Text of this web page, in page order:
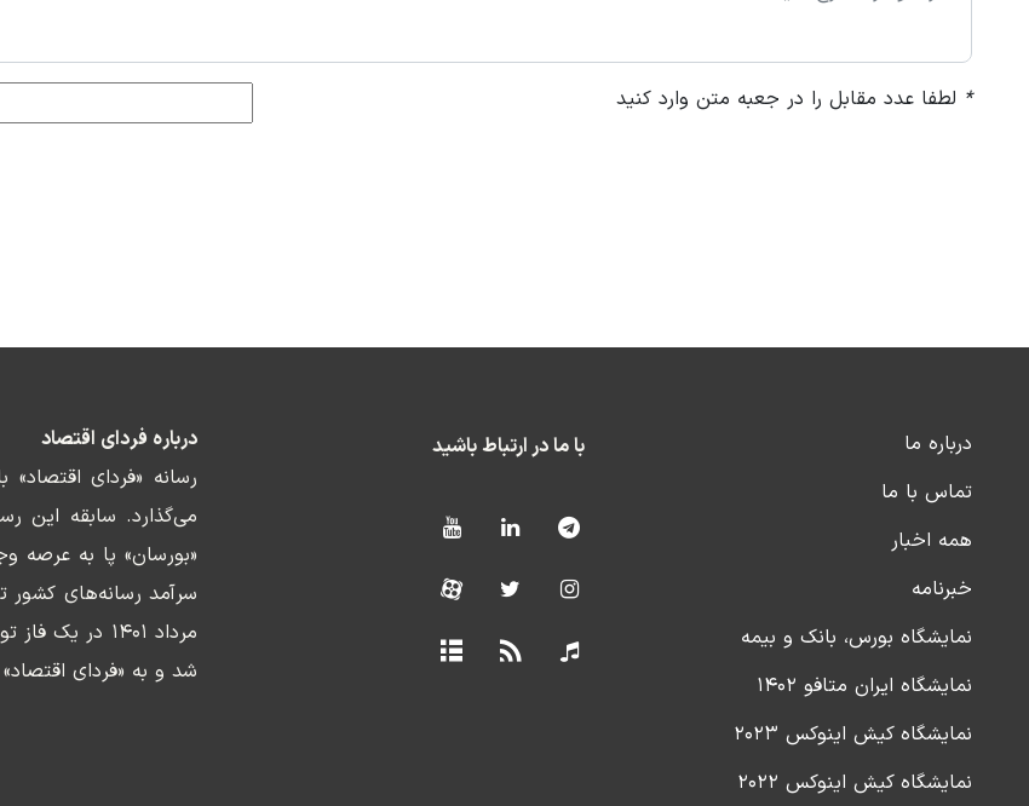
* لطفا عدد مقابل را در جعبه متن وارد کنید
درباره ما
تماس با ما
همه اخبار
خبرنامه
نمایشگاه بورس، بانک و بیمه
نمایشگاه ایران متافو ۱۴۰۲
نمایشگاه کیش اینوکس ۲۰۲۳
نمایشگاه کیش اینوکس ۲۰۲۲
با ما در ارتباط باشید
درباره فردای اقتصاد
رسانه «فردای
«بورسان» پا به عرصه
سرآمد رسانه‌های
مرداد ۱۴۰۱
شد و به «فردای